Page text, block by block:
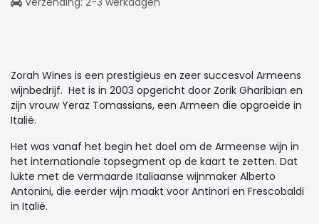
Zorah Wines is een prestigieus en zeer succesvol Armeens
wijnbedrijf. Het is in 2003 opgericht door Zorik Gharibian en
zijn vrouw Yeraz Tomassians, een Armeen die opgroeide in
Italië.
Het was vanaf het begin het doel om de Armeense wijn in
het internationale topsegment op de kaart te zetten. Dat
lukte met de vermaarde Italiaanse wijnmaker Alberto
Antonini, die eerder wijn maakt voor Antinori en Frescobaldi
in Italië.